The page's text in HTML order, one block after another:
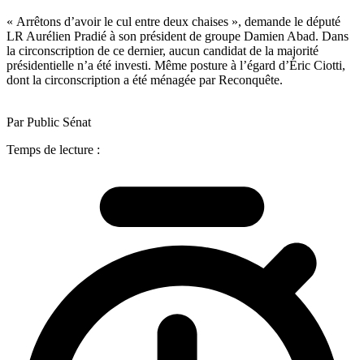
« Arrêtons d’avoir le cul entre deux chaises », demande le député
LR Aurélien Pradié à son président de groupe Damien Abad. Dans
la circonscription de ce dernier, aucun candidat de la majorité
présidentielle n’a été investi. Même posture à l’égard d’Éric Ciotti,
dont la circonscription a été ménagée par Reconquête.
Par Public Sénat
Temps de lecture :